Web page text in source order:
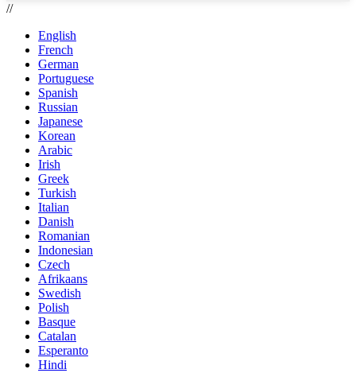
//
English
French
German
Portuguese
Spanish
Russian
Japanese
Korean
Arabic
Irish
Greek
Turkish
Italian
Danish
Romanian
Indonesian
Czech
Afrikaans
Swedish
Polish
Basque
Catalan
Esperanto
Hindi